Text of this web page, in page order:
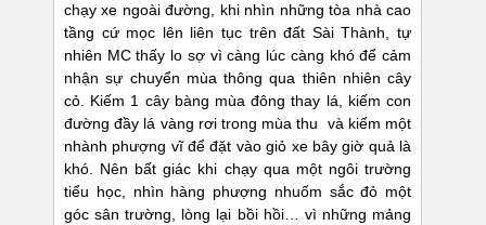
chạy xe ngoài đường, khi nhìn những tòa nhà cao
tầng cứ mọc lên liên tục trên đất Sài Thành, tự
nhiên MC thấy lo sợ vì càng lúc càng khó để cảm
nhận sự chuyển mùa thông qua thiên nhiên cây
cỏ. Kiếm 1 cây bàng mùa đông thay lá, kiếm con
đường đầy lá vàng rơi trong mùa thu và kiếm một
nhành phượng vĩ để đặt vào giỏ xe bây giờ quả là
khó. Nên bất giác khi chạy qua một ngôi trường
tiểu học, nhìn hàng phượng nhuốm sắc đỏ một
góc sân trường, lòng lại bồi hồi… vì những mảng